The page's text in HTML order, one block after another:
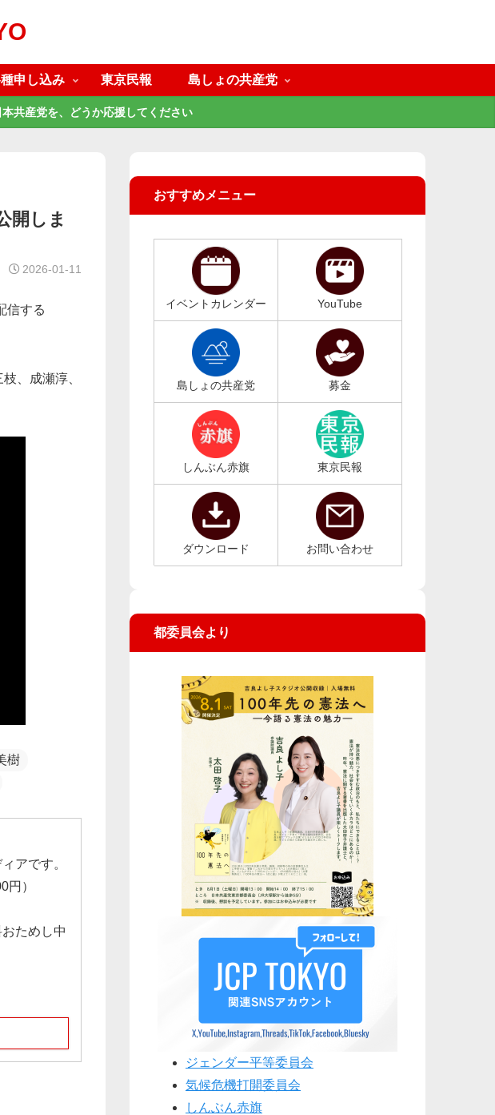
申し込み 東京民報 島しょの共産党
共産党を、どうか応援してください
開しま
2026-01-11
信する
、成瀬淳、
樹
アです。
円）
ためし中
おすすめメニュー
イベントカレンダー YouTube
島しょの共産党 募金
しんぶん赤旗 東京民報
ダウンロード お問い合わせ
都委員会より
ジェンダー平等委員会
気候危機打開委員会
しんぶん赤旗